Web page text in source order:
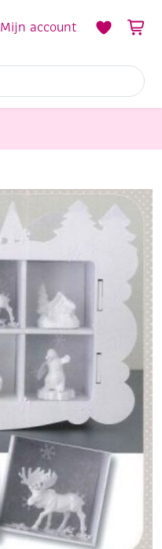
Mijn account